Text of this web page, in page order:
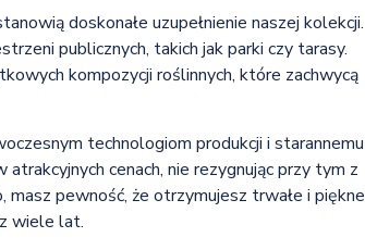
doskonałe uzupełnienie naszej kolekcji.
publicznych, takich jak parki czy tarasy.
kompozycji roślinnych, które zachwycą
technologiom produkcji i starannemu
cenach, nie rezygnując przy tym z
pewność, że otrzymujesz trwałe i piękne
wiele lat.